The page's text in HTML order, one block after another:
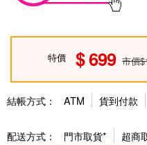
特價 699 市價
結帳方式： ATM 貨到付款
配送方式： 門市取貨* 超商